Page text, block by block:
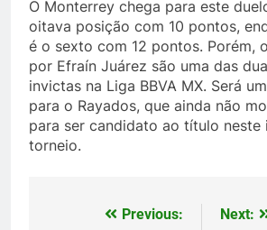
O Monterrey chega para este
oitava posição com 10 pontos,
é o sexto com 12 pontos. Porém,
por Efraín Juárez são uma das
invictas na Liga BBVA MX. Será
para o Rayados, que ainda não
para ser candidato ao título neste
torneio.
Previous:
Next: